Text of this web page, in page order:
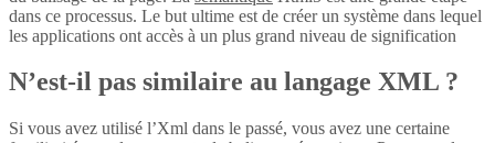
dans ce processus. Le but ultime est de créer un système dans lequel
les applications ont accès à un plus grand niveau de signification
N’est-il pas similaire au langage XML ?
Si vous avez utilisé l’Xml dans le passé, vous avez une certaine